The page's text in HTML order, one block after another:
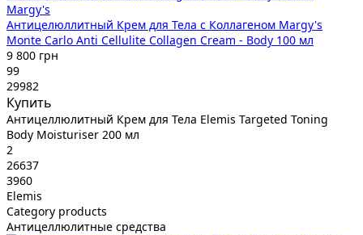
Margy's
Антицелюллитный Крем для Тела с Коллагеном Margy's
Monte Carlo Anti Cellulite Collagen Cream - Body 100 мл
9 800 грн
99
29982
Купить
Антицеллюлитный Крем для Тела Elemis Targeted Toning
Body Moisturiser 200 мл
2
26637
3960
Elemis
Category products
Антицеллюлитные средства